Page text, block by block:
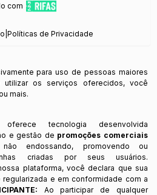
com
Políticas de Privacidade
para uso de pessoas maiores
os serviços oferecidos, você
mais.
tecnologia desenvolvida
e gestão de promoções comerciais
endossando, promovendo ou
criadas por seus usuários.
plataforma, você declara que sua
e em conformidade com a
Ao participar de qualquer